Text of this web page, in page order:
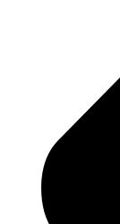
oficiales de
proteger tu